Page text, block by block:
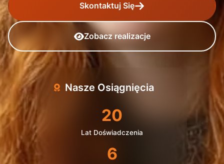
Skontaktuj Się
Zobacz realizacje
Nasze Osiągnięcia
20
Lat Doświadczenia
6